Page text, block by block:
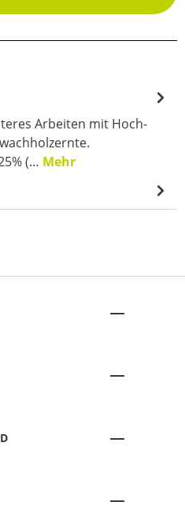
Arbeiten mit Hoch-
(… Mehr